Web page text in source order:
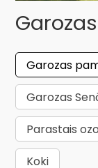
Garozas
Garozas
Parastais
Koki